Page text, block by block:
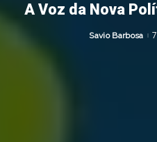
A Voz da Nova
Posted
Savio Barbosa